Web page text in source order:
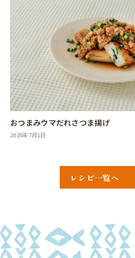
おつまみウマだれさつま揚げ
2025年7月1日
レシピ一覧へ